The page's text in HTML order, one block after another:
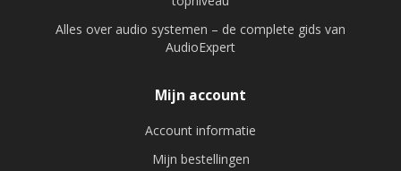
Alles over audio systemen – de complete gids van
AudioExpert
Mijn account
Account informatie
Mijn bestellingen